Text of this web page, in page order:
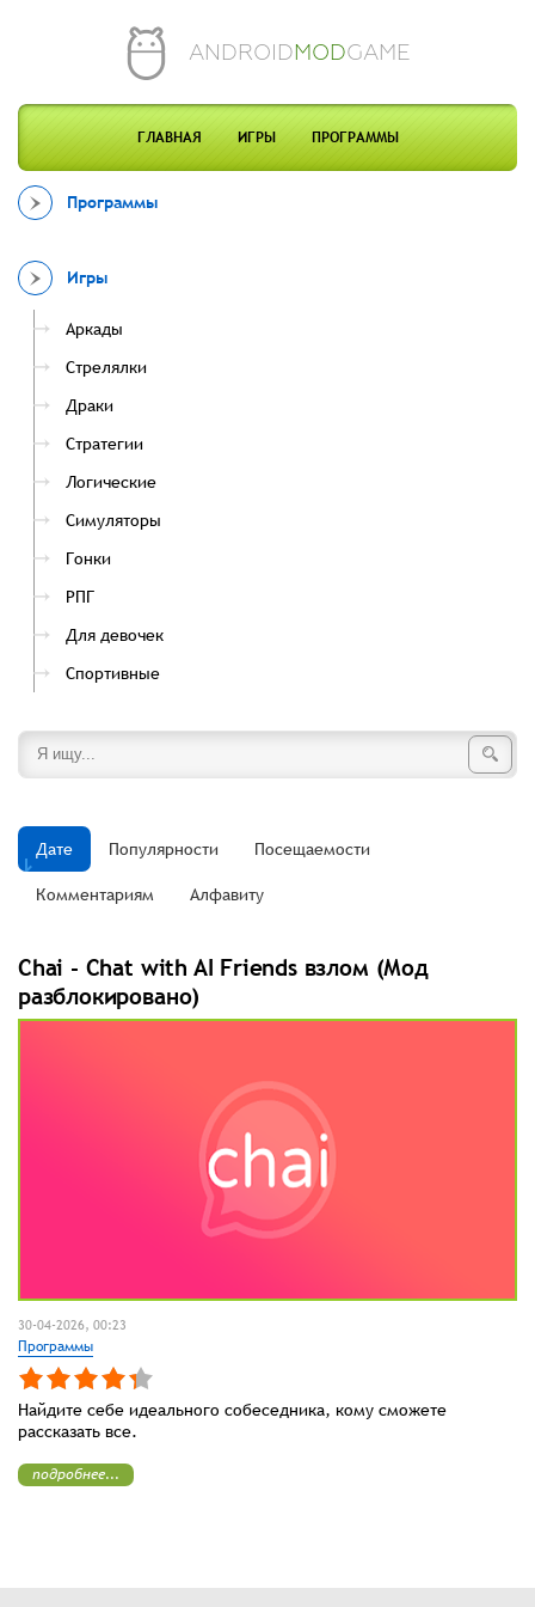
ANDROIDMODGAME
ГЛАВНАЯ ИГРЫ ПРОГРАММЫ
Программы
Игры
Аркады
Стрелялки
Драки
Стратегии
Логические
Симуляторы
Гонки
РПГ
Для девочек
Спортивные
Дате Популярности Посещаемости
Комментариям Алфавиту
30-04-2026, 00:23
Chai - Chat with AI Friends взлом (Мод
разблокировано)
Программы
Найдите себе идеального собеседника, кому сможете
рассказать все.
подробнее...